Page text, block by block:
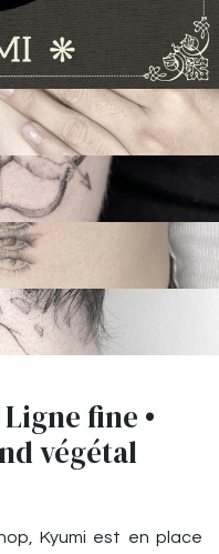
fine •
végétal
Kyumi est en place